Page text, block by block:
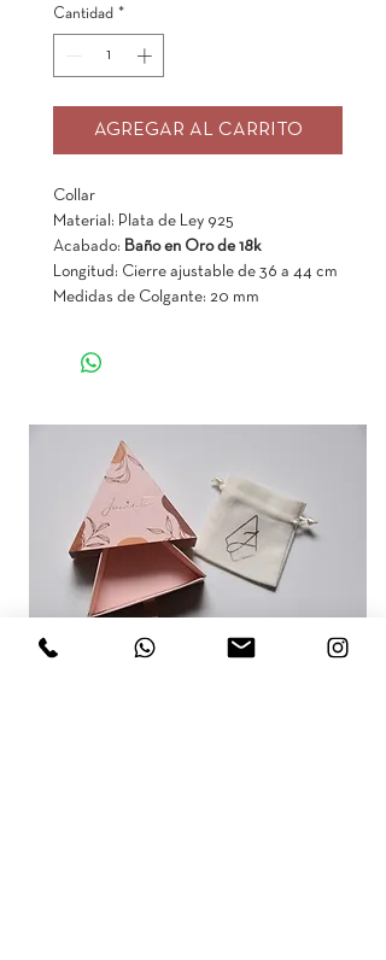
Cantidad *
AGREGAR AL CARRITO
Collar
Material: Plata de Ley 925
Acabado: Baño en Oro de 18k
Longitud: Cierre ajustable de 36 a 44 cm
Medidas de Colgante: 20 mm